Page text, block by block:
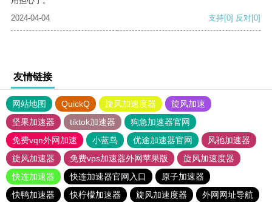
2024-04-04
支持[0] 反对[0]
友情链接
网站地图 QuickQ 旋风加速度器
旋风加速
坚果加速器
tiktok加速器
狗急加速器官网
免费vqn外网加速
小蓝鸟 优途加速器官网
风驰加速器
旋风加速器
免费vps加速器外网苹果版
旋风加速度器
快连加速器
快连加速器官网入口
原子加速器
快鸭加速器
快柠檬加速器 旋风加速度器 外网网址导航